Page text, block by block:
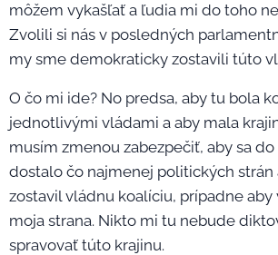
môžem vykašľať a ľudia mi do toho
Zvolili si nás v posledných
my sme demokraticky zostavili túto
O čo mi ide? No predsa, aby tu bola
jednotlivými vládami a aby mala
musím zmenou zabezpečiť, aby sa
dostalo čo najmenej politických strán
zostavil vládnu koalíciu, prípadne aby
moja strana. Nikto mi tu nebude
spravovať túto krajinu.